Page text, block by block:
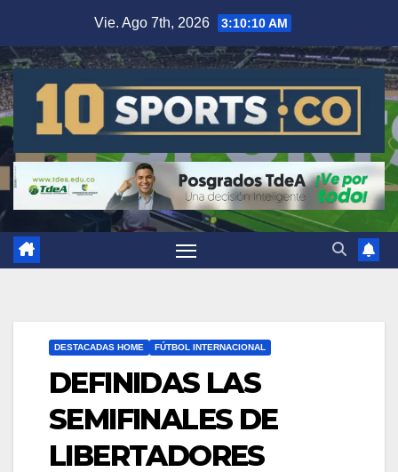
Vie. Ago 7th, 2026 3:10:10 AM
DESTACADAS HOME FÚTBOL INTERNACIONAL
DEFINIDAS LAS
SEMIFINALES DE
LIBERTADORES